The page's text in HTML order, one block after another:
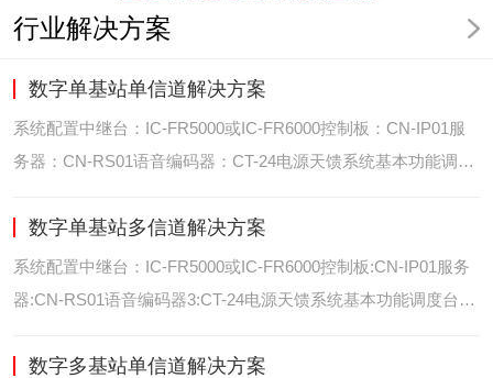
行业解决方案
数字单基站单信道解决方案
系统配置中继台：IC-FR5000或IC-FR6000控制板：CN-IP01服
务器：CN-RS01语音编码器：CT-24电源天馈系统基本功能调度
位/室内定位艾可慕数字电台具备GPS数据上传功能。而GPS定
位功能是艾可慕数字系统的标
数字单基站多信道解决方案
系统配置中继台：IC-FR5000或IC-FR6000控制板:CN-IP01服务
器:CN-RS01语音编码器3:CT-24电源天馈系统基本功能调度台录
室内定位艾可慕数字电台具备GPS数据上传功能。而GPS定位功
数字多基站单信道解决方案